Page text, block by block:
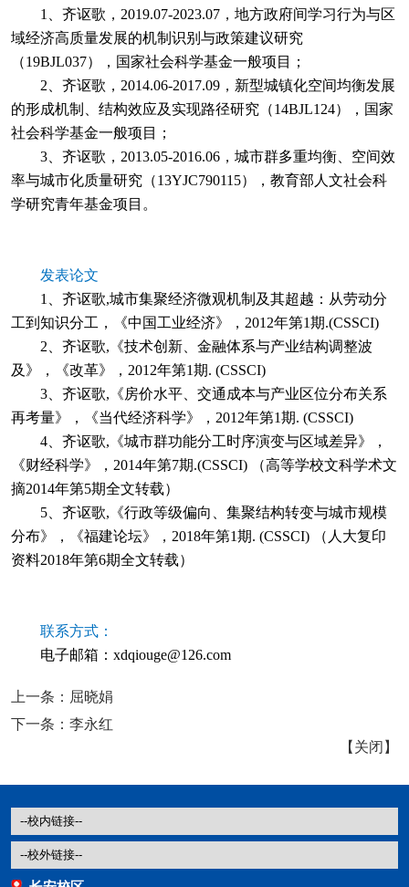
1、齐讴歌，2019.07-2023.07，地方政府间学习行为与区
域经济高质量发展的机制识别与政策建议研究
（19BJL037），国家社会科学基金一般项目；
2、齐讴歌，2014.06-2017.09，新型城镇化空间均衡发展
的形成机制、结构效应及实现路径研究（14BJL124），国家
社会科学基金一般项目；
3、齐讴歌，2013.05-2016.06，城市群多重均衡、空间效
率与城市化质量研究（13YJC790115），教育部人文社会科
学研究青年基金项目。
发表论文
1、齐讴歌,城市集聚经济微观机制及其超越：从劳动分
工到知识分工，《中国工业经济》，2012年第1期.(CSSCI)
2、齐讴歌,《技术创新、金融体系与产业结构调整波
及》，《改革》，2012年第1期. (CSSCI)
3、齐讴歌,《房价水平、交通成本与产业区位分布关系
再考量》，《当代经济科学》，2012年第1期. (CSSCI)
4、齐讴歌,《城市群功能分工时序演变与区域差异》，
《财经科学》，2014年第7期.(CSSCI) （高等学校文科学术文
摘2014年第5期全文转载）
5、齐讴歌,《行政等级偏向、集聚结构转变与城市规模
分布》，《福建论坛》，2018年第1期. (CSSCI) （人大复印
资料2018年第6期全文转载）
联系方式：
电子邮箱：xdqiouge@126.com
上一条： 屈晓娟
下一条： 李永红
【 关闭 】